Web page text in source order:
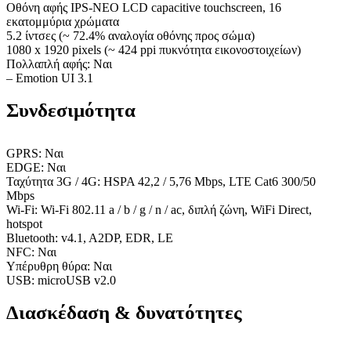
Οθόνη αφής IPS-NEO LCD capacitive touchscreen, 16
εκατομμύρια χρώματα
5.2 ίντσες (~ 72.4% αναλογία οθόνης προς σώμα)
1080 x 1920 pixels (~ 424 ppi πυκνότητα εικονοστοιχείων)
Πολλαπλή αφής: Ναι
– Emotion UI 3.1
Συνδεσιμότητα
GPRS: Ναι
EDGE: Ναι
Ταχύτητα 3G / 4G: HSPA 42,2 / 5,76 Mbps, LTE Cat6 300/50
Mbps
Wi-Fi: Wi-Fi 802.11 a / b / g / n / ac, διπλή ζώνη, WiFi Direct,
hotspot
Bluetooth: v4.1, A2DP, EDR, LE
NFC: Ναι
Υπέρυθρη θύρα: Ναι
USB: microUSB v2.0
Διασκέδαση & δυνατότητες